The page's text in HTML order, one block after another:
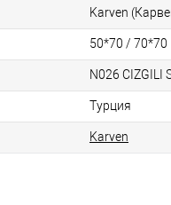
Karven
50*70 / 70*70
N026 CIZGILI
Турция
Karven